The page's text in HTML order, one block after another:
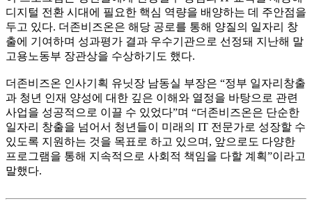
디지털 전환 시대에 필요한 핵심 역량을 배양하는 데 주안점을
두고 있다. 더존비즈온은 해당 공로를 통해 양질의 일자리 창
출에 기여하며 성과평가 결과 우수기관으로 선정돼 지난해 말
고용노동부 장관상을 수상하기도 했다.
더존비즈온 인사기획 유닛장 남동실 부장은 “정부 일자리창출
과 청년 인재 양성에 대한 깊은 이해와 열정을 바탕으로 관련
사업을 성공적으로 이끌 수 있었다”며 “더존비즈온은 단순한
일자리 창출을 넘어서 청년들이 미래의 IT 전문가로 성장할 수
있도록 지원하는 것을 목표로 하고 있으며, 앞으로도 다양한
프로그램을 통해 지속적으로 사회적 책임을 다할 계획”이라고
말했다.